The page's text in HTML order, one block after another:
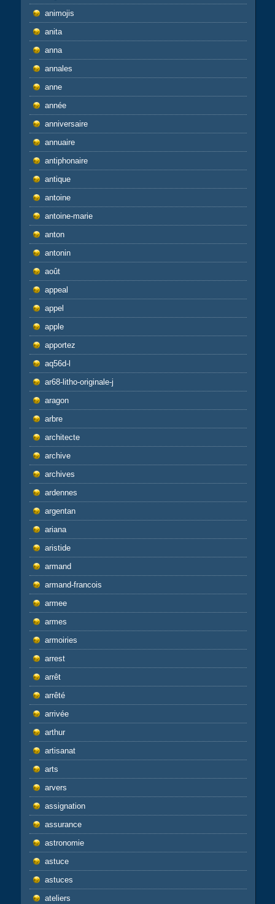
animojis
anita
anna
annales
anne
année
anniversaire
annuaire
antiphonaire
antique
antoine
antoine-marie
anton
antonin
août
appeal
appel
apple
apportez
aq56d-l
ar68-litho-originale-j
aragon
arbre
architecte
archive
archives
ardennes
argentan
ariana
aristide
armand
armand-francois
armee
armes
armoiries
arrest
arrêt
arrêté
arrivée
arthur
artisanat
arts
arvers
assignation
assurance
astronomie
astuce
astuces
ateliers